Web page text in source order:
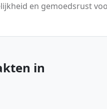
en gemoedsrust
in